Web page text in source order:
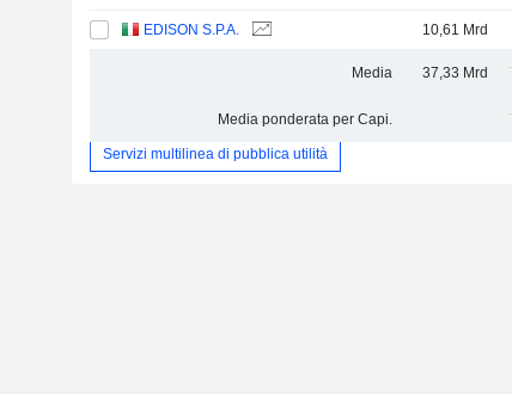
EDISON S.P.A. 10,61 Mrd
Media 37,33 Mrd
Media ponderata per Capi.
Servizi multilinea di pubblica utilità